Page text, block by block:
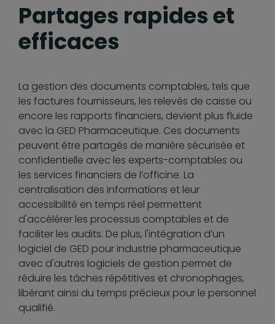
Partages rapides et
efficaces
La gestion des documents comptables, tels que
les factures fournisseurs, les relevés de caisse ou
encore les rapports financiers, devient plus fluide
avec la GED Pharmaceutique. Ces documents
peuvent être partagés de manière sécurisée et
confidentielle avec les experts-comptables ou
les services financiers de l’officine. La
centralisation des informations et leur
accessibilité en temps réel permettent
d'accélérer les processus comptables et de
faciliter les audits. De plus, l'intégration d’un
logiciel de GED pour industrie pharmaceutique
avec d'autres logiciels de gestion permet de
réduire les tâches répétitives et chronophages,
libérant ainsi du temps précieux pour le personnel
qualifié.